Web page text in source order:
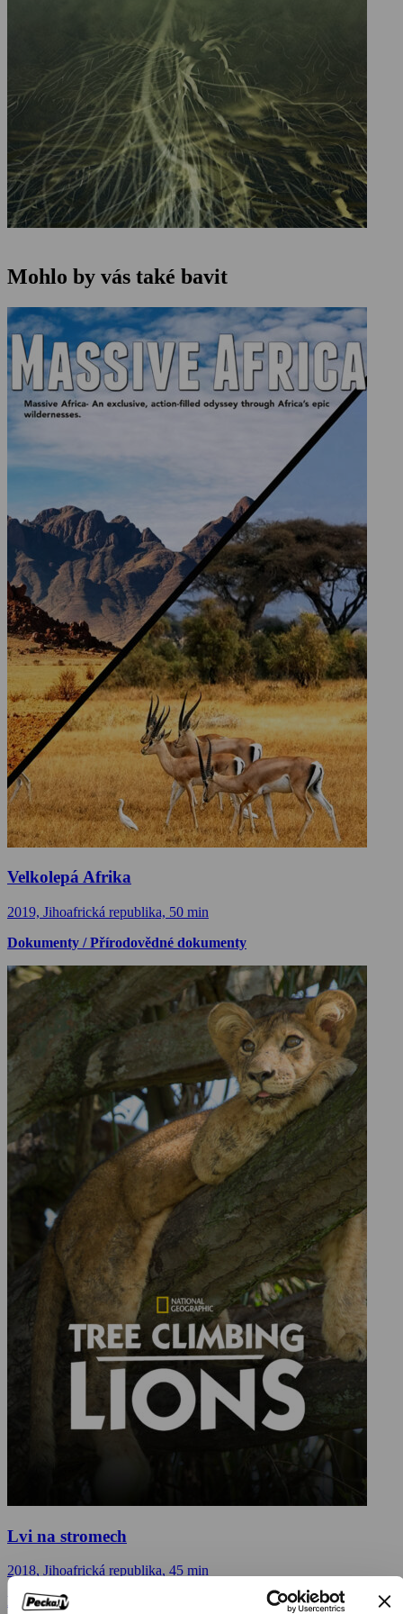
Mohlo by vás také bavit
Velkolepá Afrika
2019, Jihoafrická republika, 50 min
Dokumenty / Přírodovědné dokumenty
Lvi na stromech
2018, Jihoafrická republika, 45 min
Dokumenty / Přírodovědné dokumenty